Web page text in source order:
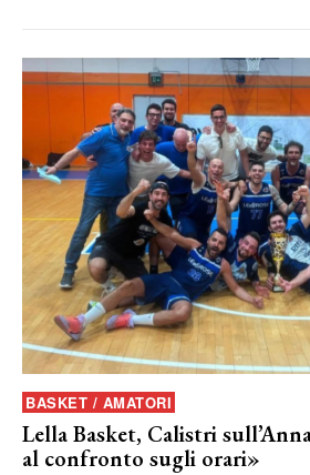
BASKET / AMATORI
Lella Basket, Calistri
al confronto sugli orari»